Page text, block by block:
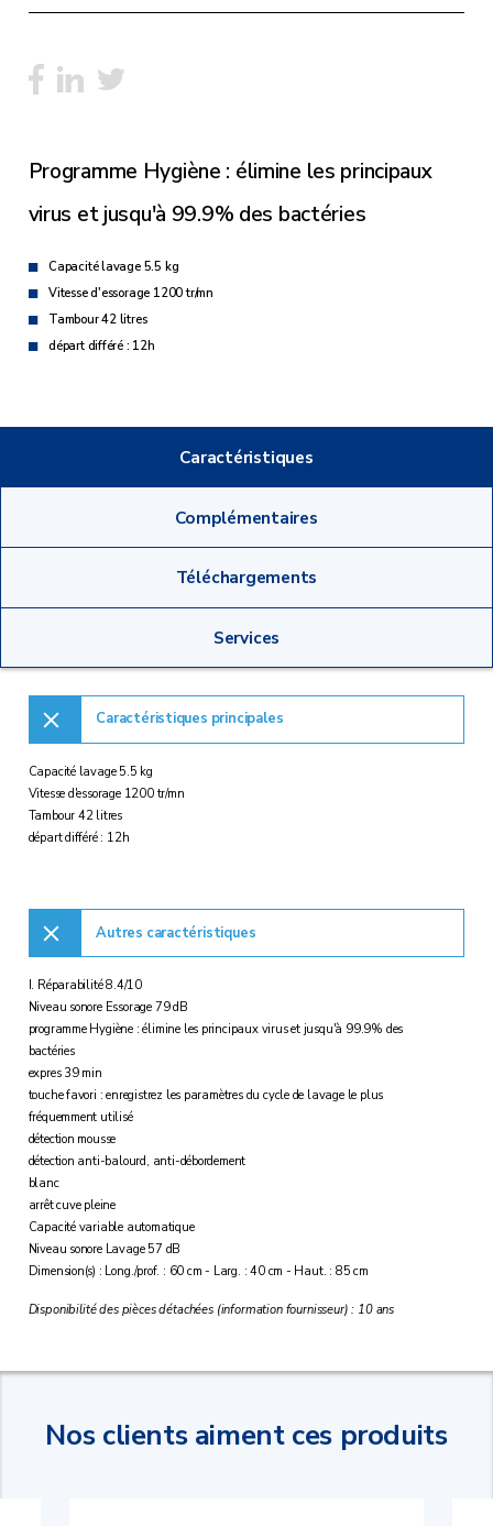
Programme Hygiène : élimine les principaux
virus et jusqu'à 99.9% des bactéries
Capacité lavage 5.5 kg
Vitesse d'essorage 1200 tr/mn
Tambour 42 litres
départ différé : 12h
Caractéristiques
Complémentaires
Téléchargements
Services
Caractéristiques principales
Capacité lavage 5.5 kg
Vitesse d'essorage 1200 tr/mn
Tambour 42 litres
départ différé : 12h
Autres caractéristiques
I. Réparabilité 8.4/10
Niveau sonore Essorage 79 dB
programme Hygiène : élimine les principaux virus et jusqu'à 99.9% des
bactéries
expres 39 min
touche favori : enregistrez les paramètres du cycle de lavage le plus
fréquemment utilisé
détection mousse
détection anti-balourd, anti-débordement
blanc
arrêt cuve pleine
Capacité variable automatique
Niveau sonore Lavage 57 dB
Dimension(s) : Long./prof. : 60 cm - Larg. : 40 cm - Haut. : 85 cm
Disponibilité des pièces détachées (information fournisseur) : 10 ans
Nos clients aiment ces produits